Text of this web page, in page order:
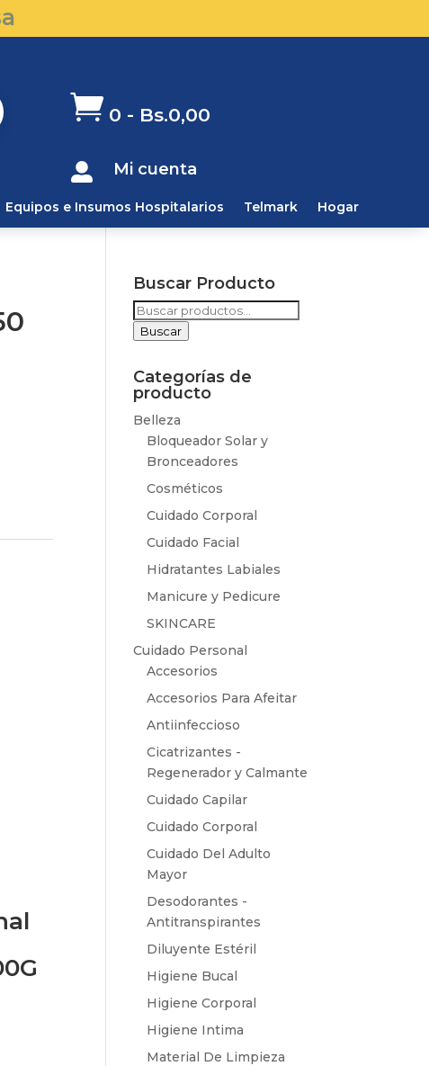
 0 - Bs.0,00
 Mi cuenta
Equipos e Insumos Hospitalarios Telmark Hogar
Buscar Producto
Buscar
por:
Buscar
Categorías de
producto
Belleza
Bloqueador Solar y
Bronceadores
Cosméticos
Cuidado Corporal
Cuidado Facial
Hidratantes Labiales
Manicure y Pedicure
SKINCARE
Cuidado Personal
Accesorios
Accesorios Para Afeitar
Antiinfeccioso
Cicatrizantes -
Regenerador y Calmante
Cuidado Capilar
Cuidado Corporal
Cuidado Del Adulto
Mayor
Desodorantes -
Antitranspirantes
Diluyente Estéril
Higiene Bucal
Higiene Corporal
Higiene Intima
Material De Limpieza